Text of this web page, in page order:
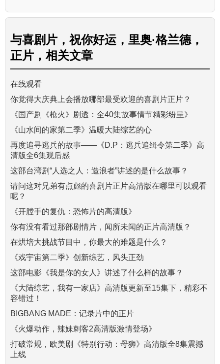
与喜剧片，祝你好运，里奥·格兰德，
正片， 相关文章
在线观看
你觉得大庆典上会播放哪部最受欢迎的喜剧片正片？
《国产剧《枪火》剧透：全40集故事情节精彩纷呈》
《山水间的家第二季》温暖大陆综艺的心
再度追寻逃兵的故事——《D.P：逃兵追缉令第二季》高
清版全6集观后感
这部台湾剧“人选之人：造浪者”讲述的是什么故事？
请问这对兄弟有点彪的喜剧片正片高清版在哪里可以观看
呢？
《开膛手的复仇：恐怖片的高清版》
你有没有看过那部剧情片，闻所未闻的正片高清版？
在烘培大挑战节目中，你最大的难题是什么？
《戏宇宙第二季》创新综艺，风头正劲
这部电影《我是你的女人》讲述了什么样的故事？
《大陆综艺，我有一家店》高清版更新至15集下，精彩不
容错过！
BIGBANG MADE：记录片中的正片
《火爆动作，辣妹刺客2高清版激情登场》
打破常规，欧美剧《特别行动：母狮》高清版全8集震撼
上线